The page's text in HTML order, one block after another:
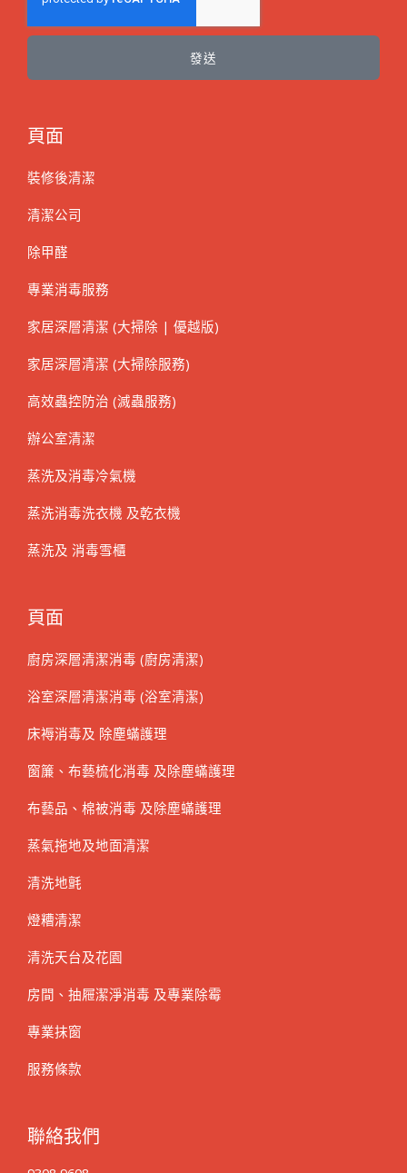
發送
頁面
裝修後清潔
清潔公司
除甲醛
專業消毒服務
家居深層清潔 (大掃除 | 優越版)
家居深層清潔 (大掃除服務)
高效蟲控防治 (滅蟲服務)
辦公室清潔
蒸洗及消毒冷氣機
蒸洗消毒洗衣機 及乾衣機
蒸洗及 消毒雪櫃
頁面
廚房深層清潔消毒 (廚房清潔)
浴室深層清潔消毒 (浴室清潔)
床褥消毒及 除塵蟎護理
窗簾、布藝梳化消毒 及除塵蟎護理
布藝品、棉被消毒 及除塵蟎護理
蒸氣拖地及地面清潔
清洗地氈
燈糟清潔
清洗天台及花園
房間、抽屜潔淨消毒 及專業除霉
專業抹窗
服務條款
聯絡我們